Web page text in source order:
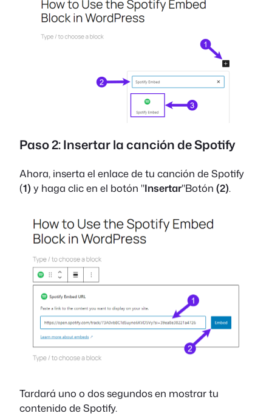
Paso 2: Insertar la canción de Spotify
Ahora, inserta el enlace de tu canción de Spotify
(1) y haga clic en el botón "Insertar"Botón (2).
Tardará uno o dos segundos en mostrar tu
contenido de Spotify.